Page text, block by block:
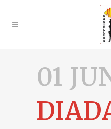
01